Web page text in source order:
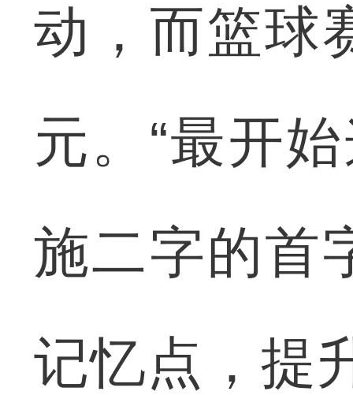
动，而篮球
元。“最开
施二字的首
记忆点，提